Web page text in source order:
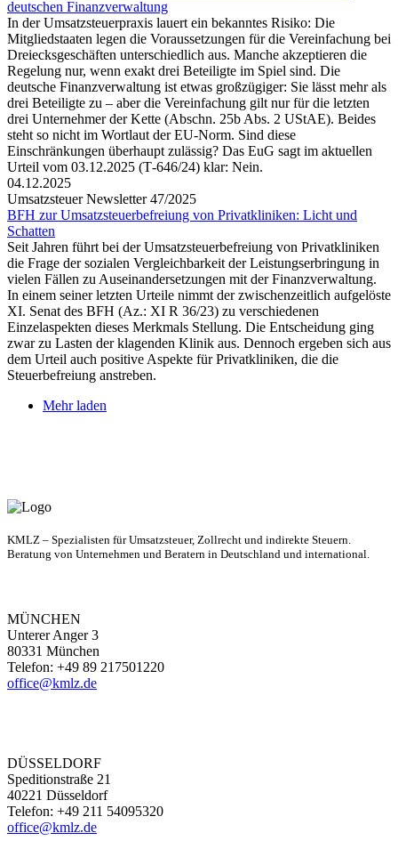
deutschen Finanzverwaltung
In der Umsatzsteuerpraxis lauert ein bekanntes Risiko: Die
Mitgliedstaaten legen die Voraussetzungen für die Vereinfachung bei
Dreiecksgeschäften unterschiedlich aus. Manche akzeptieren die
Regelung nur, wenn exakt drei Beteiligte im Spiel sind. Die
deutsche Finanzverwaltung ist etwas großzügiger: Sie lässt mehr als
drei Beteiligte zu – aber die Vereinfachung gilt nur für die letzten
drei Unternehmer der Kette (Abschn. 25b Abs. 2 UStAE). Beides
steht so nicht im Wortlaut der EU-Norm. Sind diese
Einschränkungen überhaupt zulässig? Das EuG sagt im aktuellen
Urteil vom 03.12.2025 (T‑646/24) klar: Nein.
04.12.2025
Umsatzsteuer Newsletter 47/2025
BFH zur Umsatzsteuerbefreiung von Privatkliniken: Licht und
Schatten
Seit Jahren führt bei der Umsatzsteuerbefreiung von Privatkliniken
die Frage der sozialen Vergleichbarkeit der Leistungserbringung in
vielen Fällen zu Auseinandersetzungen mit der Finanzverwaltung.
In einem seiner letzten Urteile nimmt der zwischenzeitlich aufgelöste
XI. Senat des BFH (Az.: XI R 36/23) zu verschiedenen
Einzelaspekten dieses Merkmals Stellung. Die Entscheidung ging
zwar zu Lasten der klagenden Klinik aus. Dennoch ergeben sich aus
dem Urteil auch positive Aspekte für Privatkliniken, die die
Steuerbefreiung anstreben.
Mehr laden
KMLZ – Spezialisten für Umsatzsteuer, Zollrecht und indirekte Steuern.
Beratung von Unternehmen und Beratern in Deutschland und international.
MÜNCHEN
Unterer Anger 3
80331 München
Telefon: +49 89 217501220
office@kmlz.de
DÜSSELDORF
Speditionstraße 21
40221 Düsseldorf
Telefon: +49 211 54095320
office@kmlz.de